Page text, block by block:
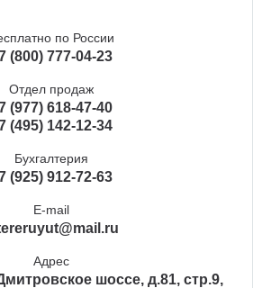
по России
(800) 777-04-23
Отдел продаж
(977) 618-47-40
(495) 142-12-34
Бухгалтерия
(925) 912-72-63
E-mail
Адрес
шоссе, д.81, стр.9,